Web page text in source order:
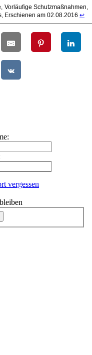
Vorläufige Schutzmaßnahmen,
Erschienen am 02.08.2016 ↩
vergessen